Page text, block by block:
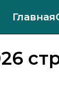
Главная